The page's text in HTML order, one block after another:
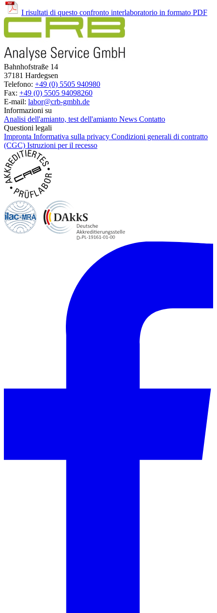
I risultati di questo confronto interlaboratorio in formato PDF
Bahnhofstraße 14
37181 Hardegsen
Telefono: +49 (0) 5505 940980
Fax: +49 (0) 5505 94098260
E-mail: labor@crb-gmbh.de
Informazioni su
Analisi dell'amianto, test dell'amianto News Contatto
Questioni legali
Impronta Informativa sulla privacy Condizioni generali di contratto
(CGC) Istruzioni per il recesso